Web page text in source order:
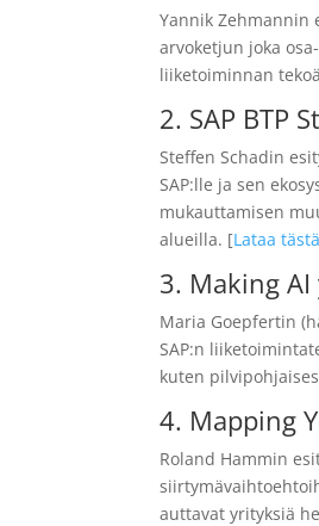
Yannik Zehmannin
arvoketjun joka
liiketoiminnan
2. SAP BTP
Steffen Schadin
SAP:lle ja sen
mukauttamisen
alueilla. [Lataa
3. Making
Maria Goepfertin
SAP:n
kuten
4. Mapping
Roland Hammin
auttavat yrityksiä